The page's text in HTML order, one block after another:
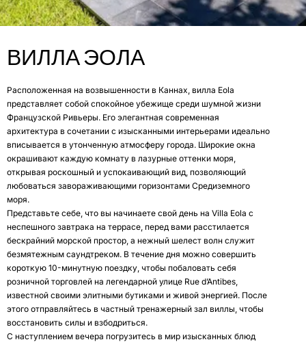
ВИЛЛА ЭОЛА
Расположенная на возвышенности в Каннах, вилла Eola
представляет собой спокойное убежище среди шумной жизни
Французской Ривьеры. Его элегантная современная
архитектура в сочетании с изысканными интерьерами идеально
вписывается в утонченную атмосферу города. Широкие окна
окрашивают каждую комнату в лазурные оттенки моря,
открывая роскошный и успокаивающий вид, позволяющий
любоваться завораживающими горизонтами Средиземного
моря.
Представьте себе, что вы начинаете свой день на Villa Eola с
неспешного завтрака на террасе, перед вами расстилается
бескрайний морской простор, а нежный шелест волн служит
безмятежным саундтреком. В течение дня можно совершить
короткую 10-минутную поездку, чтобы побаловать себя
розничной торговлей на легендарной улице Rue d’Antibes,
известной своими элитными бутиками и живой энергией. После
этого отправляйтесь в частный тренажерный зал виллы, чтобы
восстановить силы и взбодриться.
С наступлением вечера погрузитесь в мир изысканных блюд